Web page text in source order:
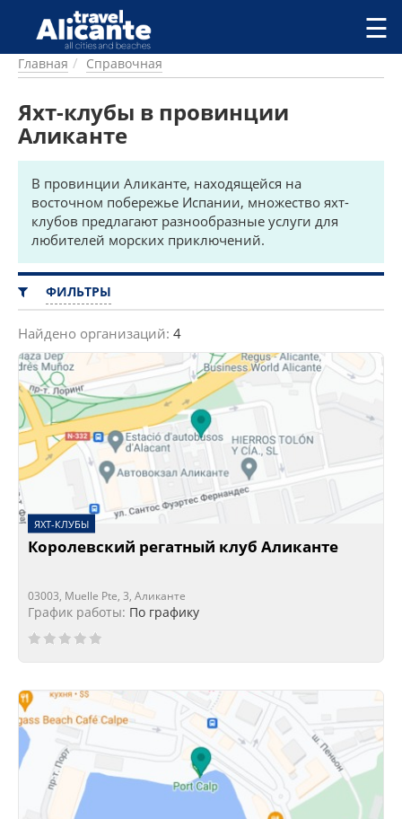
Перейти к основному содержанию
ГОРОДА
ПИТАНИЕ
ПРОЖИВАНИЕ
ПЛЯЖИ
ДОСТОПРИМЕЧАТЕЛЬНОСТИ
КЕМПИНГ
КОМАРКИ (РАЙОНЫ)
ПРЕДЛОЖЕНИЯ
УСЛУГИ
☰
Главная Справочная
Яхт-клубы в провинции
Аликанте
В провинции Аликанте, находящейся на
восточном побережье Испании, множество яхт-
клубов предлагают разнообразные услуги для
любителей морских приключений.
ФИЛЬТРЫ
Найдено организаций: 4
ЯХТ-КЛУБЫ
Королевский регатный клуб Аликанте
03003, Muelle Pte, 3, Аликанте
График работы: По графику